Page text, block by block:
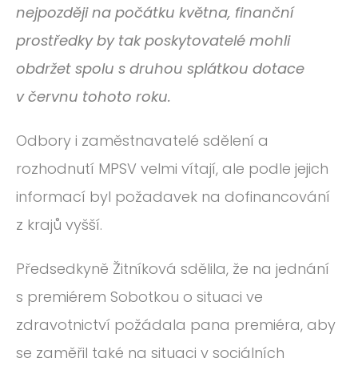
nejpozději na počátku května, finanční
prostředky by tak poskytovatelé mohli
obdržet spolu s druhou splátkou dotace
v červnu tohoto roku.
Odbory i zaměstnavatelé sdělení a
rozhodnutí MPSV velmi vítají, ale podle jejich
informací byl požadavek na dofinancování
z krajů vyšší.
Předsedkyně Žitníková sdělila, že na jednání
s premiérem Sobotkou o situaci ve
zdravotnictví požádala pana premiéra, aby
se zaměřil také na situaci v sociálních